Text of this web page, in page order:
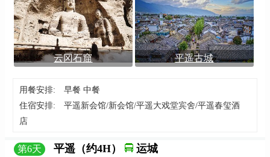
云冈石窟 平遥古城
用餐安排:
早餐 中餐
住宿安排:
平遥新会馆/新会馆/平遥大戏堂宾舍/平遥春玺酒
店
第6天 平遥（约4H） 运城